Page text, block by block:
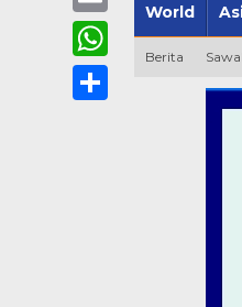
World
Berita
Email
WhatsApp